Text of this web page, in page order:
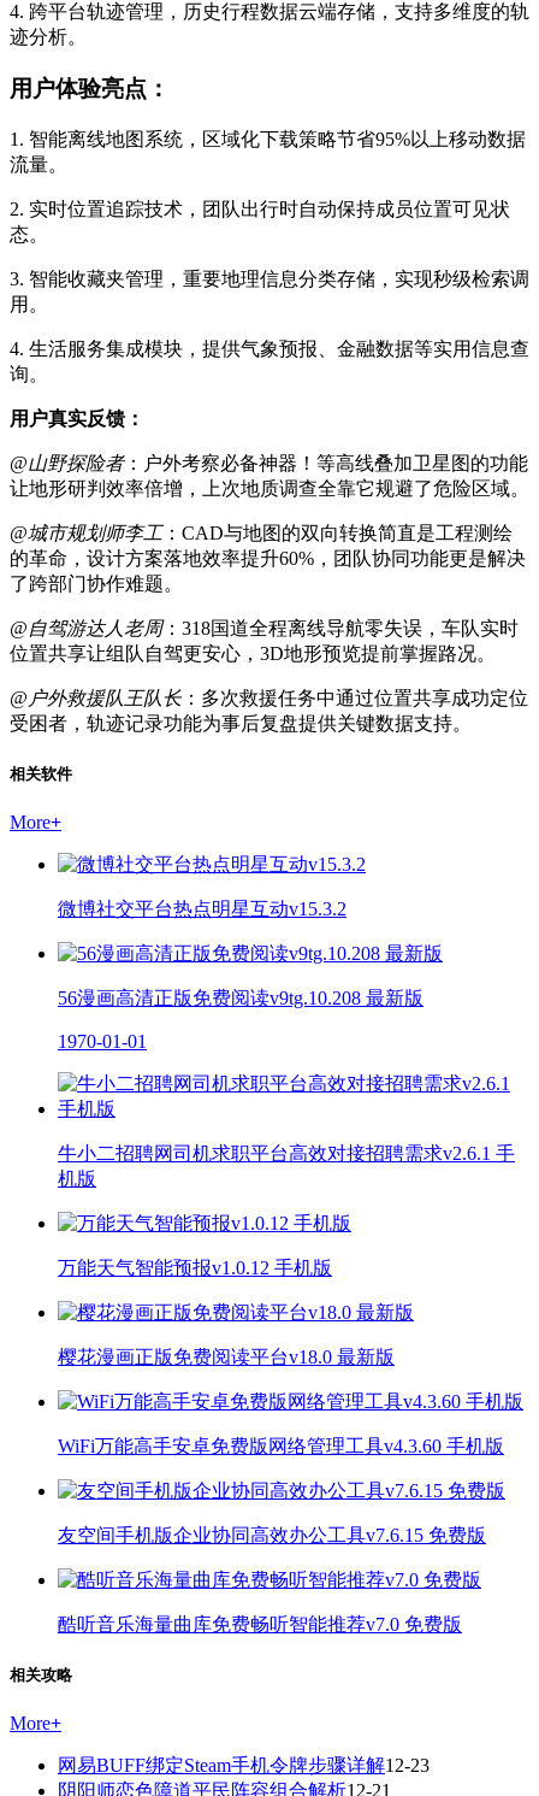
4. 跨平台轨迹管理，历史行程数据云端存储，支持多维度的轨
迹分析。
用户体验亮点：
1. 智能离线地图系统，区域化下载策略节省95%以上移动数据
流量。
2. 实时位置追踪技术，团队出行时自动保持成员位置可见状
态。
3. 智能收藏夹管理，重要地理信息分类存储，实现秒级检索调
用。
4. 生活服务集成模块，提供气象预报、金融数据等实用信息查
询。
用户真实反馈：
@山野探险者：户外考察必备神器！等高线叠加卫星图的功能
让地形研判效率倍增，上次地质调查全靠它规避了危险区域。
@城市规划师李工：CAD与地图的双向转换简直是工程测绘
的革命，设计方案落地效率提升60%，团队协同功能更是解决
了跨部门协作难题。
@自驾游达人老周：318国道全程离线导航零失误，车队实时
位置共享让组队自驾更安心，3D地形预览提前掌握路况。
@户外救援队王队长：多次救援任务中通过位置共享成功定位
受困者，轨迹记录功能为事后复盘提供关键数据支持。
相关软件
More+
微博社交平台热点明星互动v15.3.2
56漫画高清正版免费阅读v9tg.10.208 最新版
1970-01-01
牛小二招聘网司机求职平台高效对接招聘需求v2.6.1 手
机版
万能天气智能预报v1.0.12 手机版
樱花漫画正版免费阅读平台v18.0 最新版
WiFi万能高手安卓免费版网络管理工具v4.3.60 手机版
友空间手机版企业协同高效办公工具v7.6.15 免费版
酷听音乐海量曲库免费畅听智能推荐v7.0 免费版
相关攻略
More+
网易BUFF绑定Steam手机令牌步骤详解12-23
阴阳师恋色障道平民阵容组合解析12-21